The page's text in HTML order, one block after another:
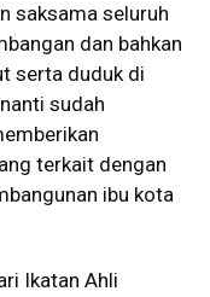
saksama seluruh
dan bahkan
serta duduk di
sudah
terkait dengan
ibu kota
Ikatan Ahli